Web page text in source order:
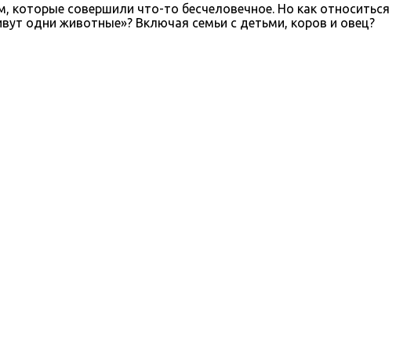
совершили что-то бесчеловечное. Но как относиться
одни животные»? Включая семьи с детьми, коров и овец?